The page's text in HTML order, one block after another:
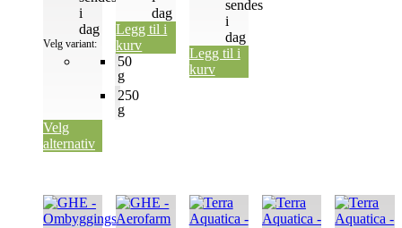
50
g
250
g
i
dag
Velg variant:
Velg
alternativ
dag
Legg til i
kurv
sendes
i
dag
Legg til i
kurv
Dette
produktet
Dette
produktet